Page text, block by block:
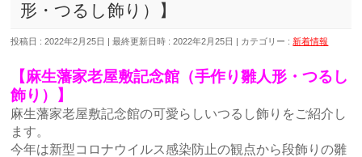
形・つるし飾り）】
投稿日 : 2022年2月25日 最終更新日時 : 2022年2月25日 カテゴリー : 新着情報
【麻生藩家老屋敷記念館（手作り雛人形・つるし
飾り）】
麻生藩家老屋敷記念館の可愛らしいつるし飾りをご紹介し
ます。
今年は新型コロナウイルス感染防止の観点から段飾りの雛